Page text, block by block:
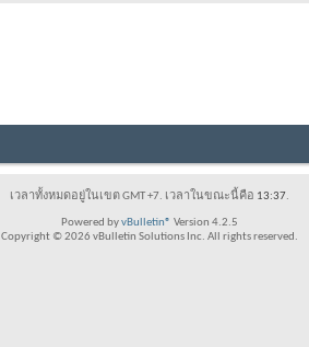
เวลาทั้งหมดอยู่ในเขต GMT +7. เวลาในขณะนี้คือ 13:37.
Powered byvBulletin® Version 4.2.5
Copyright © 2026 vBulletin Solutions Inc. All rights reserved.